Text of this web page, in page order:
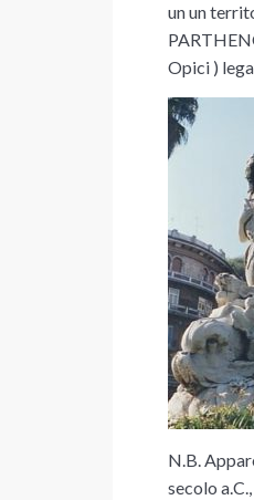
un un
Opici )
N.B.
secolo